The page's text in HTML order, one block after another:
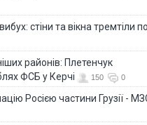
стіни та вікна тремтіли по
районів: Плетенчук
ФСБ у Керчі
150 0
Росією частини Грузії -